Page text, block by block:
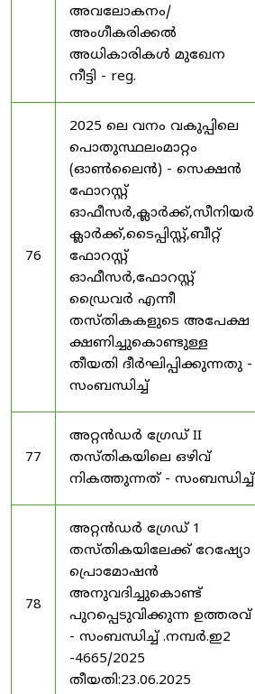
അവലോകനം/
അംഗീകരിക്കൽ
അധികാരികൾ മുഖേന
നീട്ടി - reg.
76
2025 ലെ വനം വകുപ്പിലെ
പൊതുസ്ഥലംമാറ്റം
(ഓൺലൈൻ) - സെക്ഷൻ
ഫോറസ്റ്റ്
ഓഫീസർ,ക്ലാർക്ക്,സീനിയർ
ക്ലാർക്ക്,ടൈപ്പിസ്റ്റ്,ബീറ്റ്
ഫോറസ്റ്റ്
ഓഫീസർ,ഫോറസ്റ്റ്
ഡ്രൈവർ എന്നീ
തസ്തികകളുടെ അപേക്ഷ
ക്ഷണിച്ചുകൊണ്ടുള്ള
തീയതി ദീർഘിപ്പിക്കുന്നതു -
സംബന്ധിച്ച്
77
അറ്റൻഡർ ഗ്രേഡ് II
തസ്തികയിലെ ഒഴിവ്
നികത്തുന്നത് - സംബന്ധിച്ച്
78
അറ്റൻഡർ ഗ്രേഡ് 1
തസ്തികയിലേക്ക് റേഷ്യോ
പ്രൊമോഷൻ
അനുവദിച്ചുകൊണ്ട്
പുറപ്പെടുവിക്കുന്ന ഉത്തരവ്
- സംബന്ധിച്ച് .നമ്പർ.ഇ2
-4665/2025
തീയതി:23.06.2025